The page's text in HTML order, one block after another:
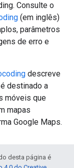
Consulte o
(em inglês)
parâmetros
de erro e
descreve
destinado a
móveis que
mapas
Google Maps.
desta página é